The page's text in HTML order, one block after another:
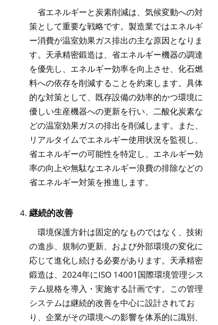
省エネルギーと炭素削減は、気候変動への対
策として重要な戦略です。製造業ではエネルギ
ー消費が温室効果ガス排出の主な原因となりま
す。天承精密鍛造は、省エネルギー機器の調達
を優先し、エネルギー効率を向上させ、化石燃
料への依存を削減することを約束します。具体
的な対策として、既存設備の効率的かつ環境に
優しい生産機器への更新を行い、二酸化炭素な
どの温室効果ガスの排出を削減します。また、
リアルタイムでエネルギー使用状況を監視し、
省エネルギーの可能性を特定し、エネルギー効
率の向上や無駄なエネルギー浪費の排除などの
省エネルギー対策を推進します。
継続的改善
環境保護方針は固定的なものではなく、技術
の進歩、規制の更新、および外部環境の変化に
応じて進化し続ける必要があります。天承精密
鍛造は、2024年にISO 14001国際環境管理シス
テム規格を導入・実施する計画です。この管理
システムは継続的改善を中心に設計されてお
り、企業がその環境への影響を体系的に識別、